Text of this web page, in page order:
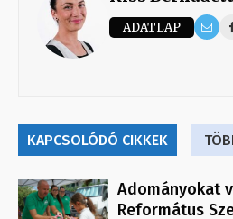
ADATLAP
KAPCSOLÓDÓ CIKKEK
Adományokat
Református